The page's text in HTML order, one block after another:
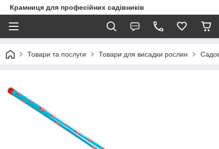
Крамниця для професійних садівників
Товари та послуги Товари для висадки рослин